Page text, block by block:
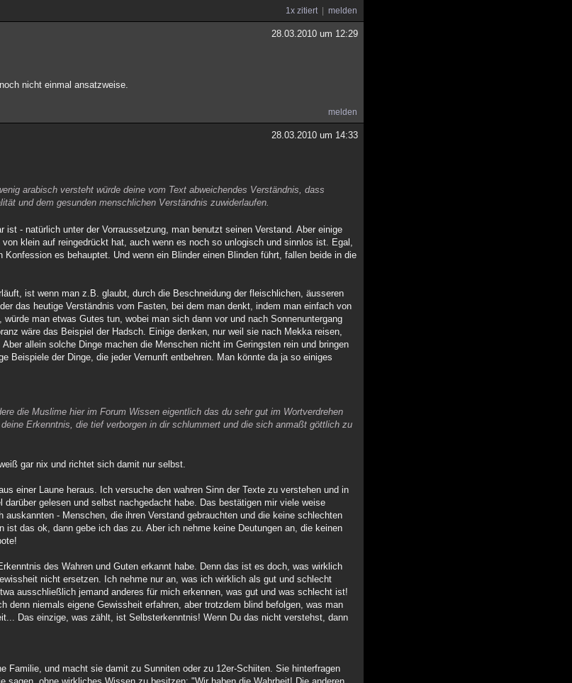
1x zitiert melden
28.03.2010 um 12:29
nicht einmal ansatzweise.
melden
28.03.2010 um 14:33
arabisch versteht würde deine vom Text abweichendes Verständnis, dass
und dem gesunden menschlichen Verständnis zuwiderlaufen.
- natürlich unter der Vorraussetzung, man benutzt seinen Verstand. Aber einige
klein auf reingedrückt hat, auch wenn es noch so unlogisch und sinnlos ist. Egal,
es behauptet. Und wenn ein Blinder einen Blinden führt, fallen beide in die
ist wenn man z.B. glaubt, durch die Beschneidung der fleischlichen, äusseren
das heutige Verständnis vom Fasten, bei dem man denkt, indem man einfach von
man etwas Gutes tun, wobei man sich dann vor und nach Sonnenuntergang
wäre das Beispiel der Hadsch. Einige denken, nur weil sie nach Mekka reisen,
allein solche Dinge machen die Menschen nicht im Geringsten rein und bringen
Beispiele der Dinge, die jeder Vernunft entbehren. Man könnte da ja so einiges
die Muslime hier im Forum Wissen eigentlich das du sehr gut im Wortverdrehen
Erkenntnis, die tief verborgen in dir schlummert und die sich anmaßt göttlich zu
gar nix und richtet sich damit nur selbst.
einer Laune heraus. Ich versuche den wahren Sinn der Texte zu verstehen und in
gelesen und selbst nachgedacht habe. Das bestätigen mir viele weise
- Menschen, die ihren Verstand gebrauchten und die keine schlechten
das ok, dann gebe ich das zu. Aber ich nehme keine Deutungen an, die keinen
des Wahren und Guten erkannt habe. Denn das ist es doch, was wirklich
nicht ersetzen. Ich nehme nur an, was ich wirklich als gut und schlecht
ausschließlich jemand anderes für mich erkennen, was gut und was schlecht ist!
niemals eigene Gewissheit erfahren, aber trotzdem blind befolgen, was man
Das einzige, was zählt, ist Selbsterkenntnis! Wenn Du das nicht verstehst, dann
Familie, und macht sie damit zu Sunniten oder zu 12er-Schiiten. Sie hinterfragen